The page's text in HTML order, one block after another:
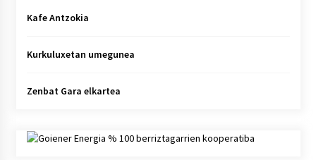
Kafe Antzokia
Kurkuluxetan umegunea
Zenbat Gara elkartea